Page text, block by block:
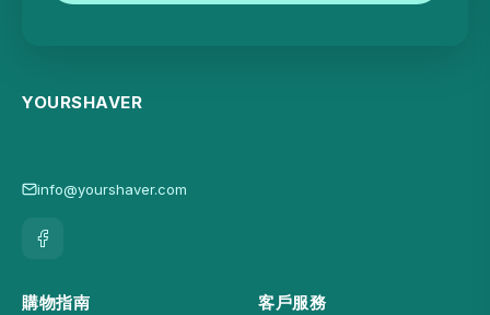
YOURSHAVER
info@yourshaver.com
購物指南 客戶服務